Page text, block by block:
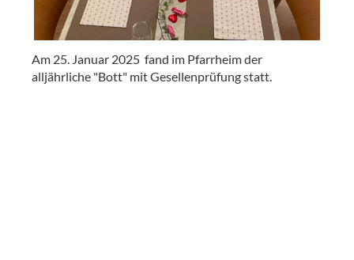
Am 25. Januar 2025 fand im Pfarrheim der
alljährliche "Bott" mit Gesellenprüfung statt.